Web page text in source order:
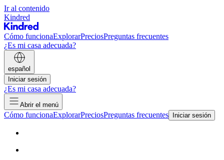
Ir al contenido
Kindred
Cómo funcionaExplorarPreciosPreguntas frecuentes
¿Es mi casa adecuada?
español
Iniciar sesión
¿Es mi casa adecuada?
Abrir el menú
Cómo funcionaExplorarPreciosPreguntas frecuentes Iniciar sesión